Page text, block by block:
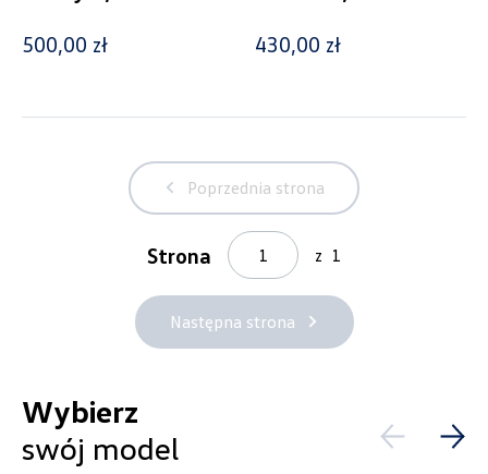
Cena
Nowość
Promocja
500,00 zł 430,00 zł
Poprzednia strona
Strona z 1
Następna strona
Wybierz
swój model